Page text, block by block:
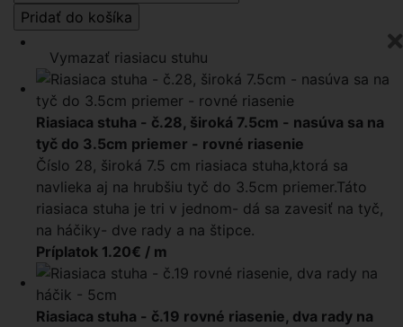
Vymazať riasiacu stuhu
Riasiaca stuha - č.28, široká 7.5cm - nasúva sa na
tyč do 3.5cm priemer - rovné riasenie
Číslo 28, široká 7.5 cm riasiaca stuha,ktorá sa
navlieka aj na hrubšiu tyč do 3.5cm priemer.Táto
riasiaca stuha je tri v jednom- dá sa zavesiť na tyč,
na háčiky- dve rady a na štipce.
Príplatok 1.20€ / m
Riasiaca stuha - č.19 rovné riasenie, dva rady na